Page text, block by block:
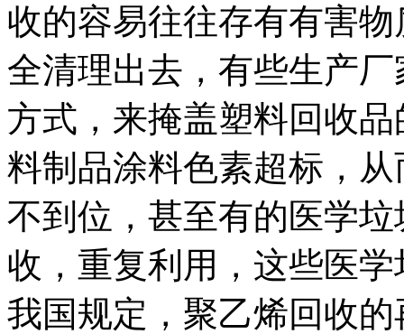
收的容易往往存有有害
全清理出去，有些生产
方式，来掩盖塑料回收
料制品涂料色素超标，
不到位，甚至有的医学
收，重复利用，这些医
我国规定，聚乙烯回收